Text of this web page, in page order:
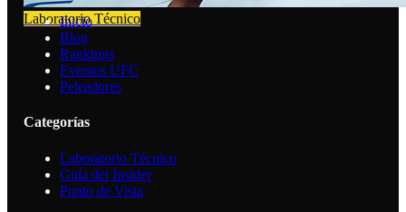
Laboratorio Técnico
Inicio
Blog
Rankings
Eventos UFC
Peleadores
Categorías
Laboratorio Técnico
Guía del Insider
Punto de Vista